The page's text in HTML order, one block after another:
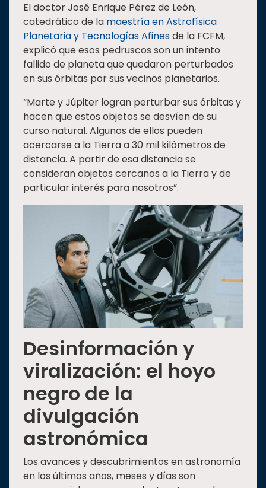
El doctor José Enrique Pérez de León,
catedrático de la maestría en Astrofísica
Planetaria y Tecnologías Afinesde la FCFM,
explicó que esos pedruscos son un intento
fallido de planeta que quedaron perturbados
en sus órbitas por sus vecinos planetarios.
“Marte y Júpiter logran perturbar sus órbitas y
hacen que estos objetos se desvíen de su
curso natural. Algunos de ellos pueden
acercarse a la Tierra a 30 mil kilómetros de
distancia. A partir de esa distancia se
consideran objetos cercanos a la Tierra y de
particular interés para nosotros”.
Desinformación y
viralización: el hoyo
negro de la
divulgación
astronómica
Los avances y descubrimientos en astronomía
en los últimos años, meses y días son